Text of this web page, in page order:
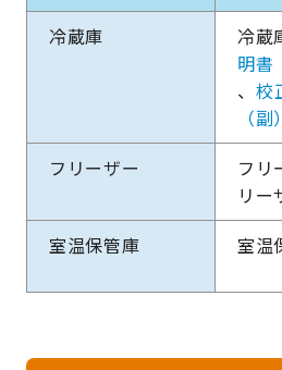
冷蔵庫
冷蔵
明書
、 校
（副）
フリーザー
フリ
リー
室温保管庫
室温